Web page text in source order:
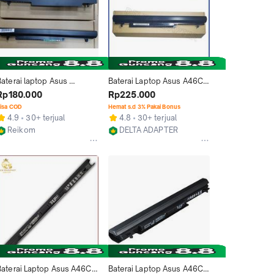
laptop Asus
COD
4.9
30+ terjual
Reikom
Baterai Laptop Asus A46C
A46CB A46CM K46CB
K46CM S46C S46CM
ORIGINAL
Rp225.000
Hemat s.d 3% Pakai Bonus
4.8
30+ terjual
DELTA ADAPTER
Laptop Asus A46C
Baterai Laptop Asus A46C